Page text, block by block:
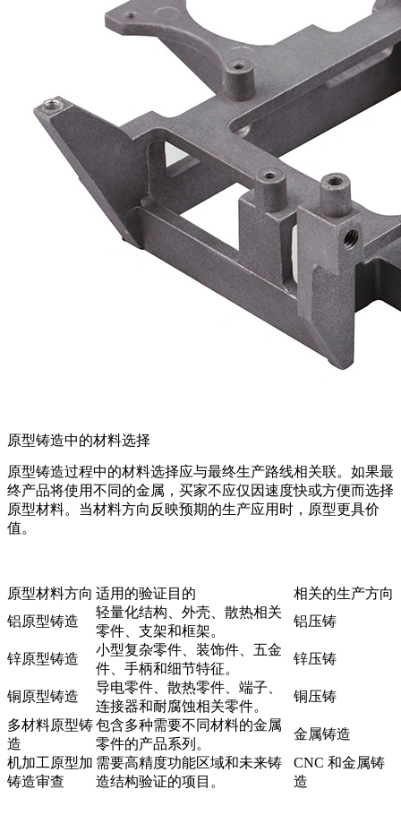
原型铸造中的材料选择
原型铸造过程中的材料选择应与最终生产路线相关联。如果最
终产品将使用不同的金属，买家不应仅因速度快或方便而选择
原型材料。当材料方向反映预期的生产应用时，原型更具价
值。
原型材料方向 适用的验证目的
相关的生产方向
铝原型铸造
轻量化结构、外壳、散热相关
零件、支架和框架。
铝压铸
锌原型铸造
小型复杂零件、装饰件、五金
件、手柄和细节特征。
锌压铸
铜原型铸造
导电零件、散热零件、端子、
连接器和耐腐蚀相关零件。
铜压铸
多材料原型铸
造
包含多种需要不同材料的金属
零件的产品系列。
金属铸造
机加工原型加
铸造审查
需要高精度功能区域和未来铸
造结构验证的项目。
CNC 和金属铸
造